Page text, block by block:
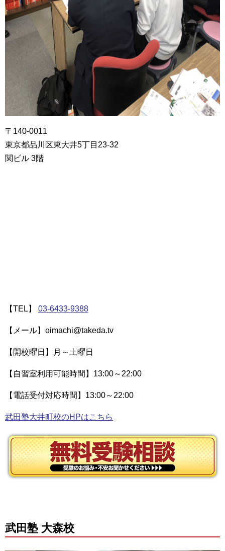
〒140-0011
東京都品川区東大井5丁目23-32
関ビル 3階
【TEL】 03-6433-9388
【メール】oimachi@takeda.tv
【開校曜日】月～土曜日
【自習室利用可能時間】13:00～22:00
【電話受付対応時間】13:00～22:00
武田塾大井町校のHPはこちら
武田塾 大森校